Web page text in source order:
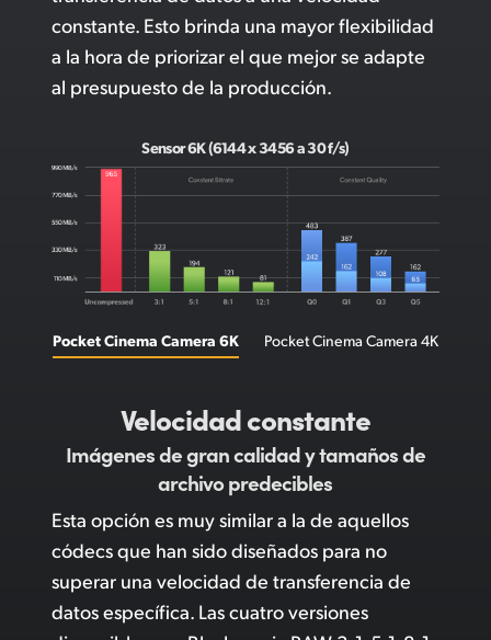
constante. Esto brinda una mayor flexibilidad
a la hora de priorizar el que mejor se adapte
al presupuesto de la producción.
Sensor 6K (6144 x 3456 a 30 f/s)
Pocket Cinema Camera 6K Pocket Cinema Camera 4K
Velocidad constante
Imágenes de gran calidady tamaños de
archivo predecibles
Esta opción es muy similar a la de aquellos
códecs que han sido diseñados para no
superar una velocidad de transferencia de
datos específica. Las cuatro versiones